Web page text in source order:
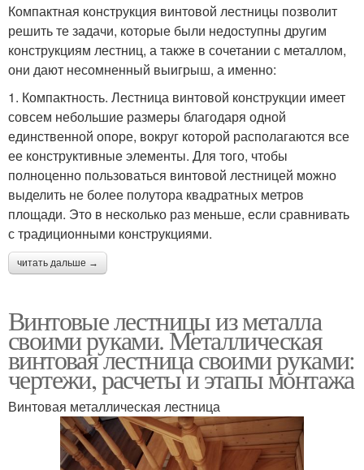
Компактная конструкция винтовой лестницы позволит
решить те задачи, которые были недоступны другим
конструкциям лестниц, а также в сочетании с металлом,
они дают несомненный выигрыш, а именно:
1. Компактность. Лестница винтовой конструкции имеет
совсем небольшие размеры благодаря одной
единственной опоре, вокруг которой располагаются все
ее конструктивные элементы. Для того, чтобы
полноценно пользоваться винтовой лестницей можно
выделить не более полутора квадратных метров
площади. Это в несколько раз меньше, если сравнивать
с традиционными конструкциями.
читать дальше →
Винтовые лестницы из металла
своими руками. Металлическая
винтовая лестница своими руками:
чертежи, расчеты и этапы монтажа
Винтовая металлическая лестница